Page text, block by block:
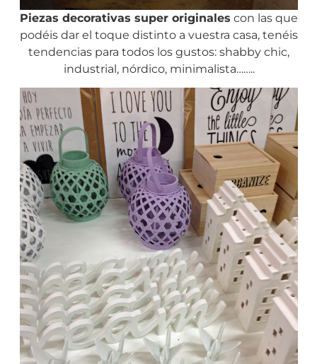
Piezas decorativas super originales con las que
podéis dar el toque distinto a vuestra casa, tenéis
tendencias para todos los gustos: shabby chic,
industrial, nórdico, minimalista……..